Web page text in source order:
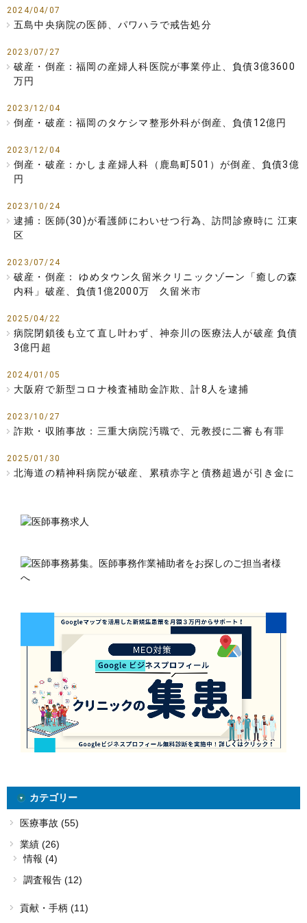
2024/04/07
五島中央病院の医師、パワハラで戒告処分
2023/07/27
破産・倒産：福岡の産婦人科医院が事業停止、負債3億3600
万円
2023/12/04
倒産・破産：福岡のタケシマ整形外科が倒産、負債12億円
2023/12/04
倒産・破産：かしま産婦人科（鹿島町501）が倒産、負債3億
円
2023/10/24
逮捕：医師(30)が看護師にわいせつ行為、訪問診療時に 江東
区
2023/07/24
破産・倒産： ゆめタウン久留米クリニックゾーン「癒しの森
内科」破産、負債1億2000万 久留米市
2025/04/22
病院閉鎖後も立て直し叶わず、神奈川の医療法人が破産 負債
3億円超
2024/01/05
大阪府で新型コロナ検査補助金詐欺、計8人を逮捕
2023/10/27
詐欺・収賄事故：三重大病院汚職で、元教授に二審も有罪
2025/01/30
北海道の精神科病院が破産、累積赤字と債務超過が引き金に
カテゴリー
医療事故 (55)
業績 (26)
情報 (4)
調査報告 (12)
貢献・手柄 (11)